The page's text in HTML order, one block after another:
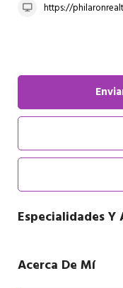
https://
Especialidades Y
Acerca De Mí